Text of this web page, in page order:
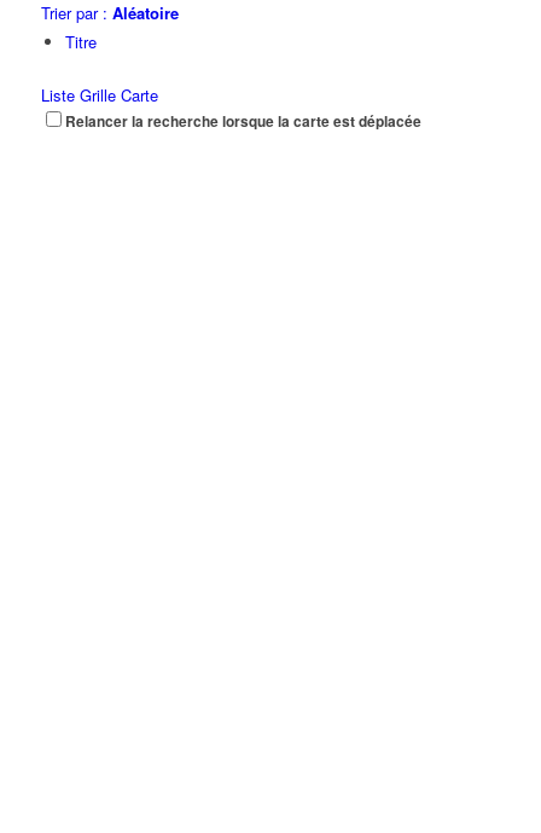
Trier par : Aléatoire
Titre
Liste Grille Carte
Relancer la recherche lorsque la carte est déplacée